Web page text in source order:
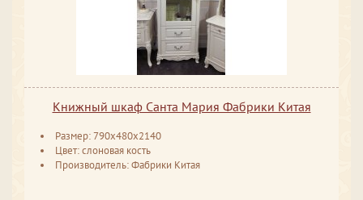
Книжный шкаф Санта Мария Фабрики Китая
Размер: 790x480x2140
Цвет: слоновая кость
Производитель: Фабрики Китая